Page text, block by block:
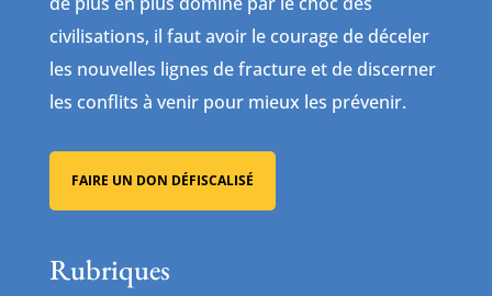
civilisations, il faut avoir le courage de déceler
les nouvelles lignes de fracture et de discerner
les conflits à venir pour mieux les prévenir.
FAIRE UN DON DÉFISCALISÉ
Rubriques